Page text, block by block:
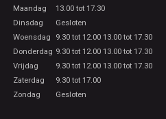
Maandag
13.00 tot 17.30
Dinsdag
Gesloten
Woensdag
9.30 tot 12.00 13.00 tot 17.30
Donderdag 9.30 tot 12.00 13.00 tot 17.30
Vrijdag
9.30 tot 12.00 13.00 tot 17.30
Zaterdag
9.30 tot 17.00
Zondag
Gesloten